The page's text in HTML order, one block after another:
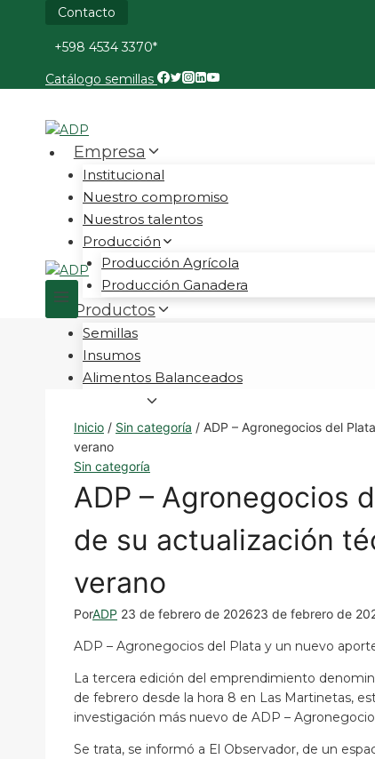
contenido
Contacto
+598 4534 3370*
Catálogo semillas
Empresa
Institucional
Nuestro compromiso
Nuestros talentos
Producción
Producción Agrícola
Producción Ganadera
Productos
Semillas
Insumos
Alimentos Balanceados
Laboratorio
Plantas de acopio
ADP Zone
Área de clientes
Inicio / Sin categoría / ADP – Agronegocios del
verano
Sin categoría
ADP – Agronegocios
de su actualización
verano
PorADP 23 de febrero de 202623 de febrero de
ADP – Agronegocios del Plata y un nuevo
La tercera edición del emprendimiento
de febrero desde la hora 8 en Las Martinetas,
investigación más nuevo de ADP –
Se trata, se informó a El Observador, de un